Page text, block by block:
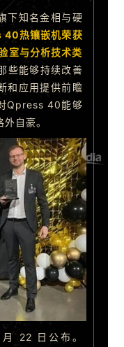
下知名金相与硬
热镶嵌机荣获
室与分析技术类
些能够持续改善
和应用提供前瞻
Qpress 40能够
自豪。
22 日公布。